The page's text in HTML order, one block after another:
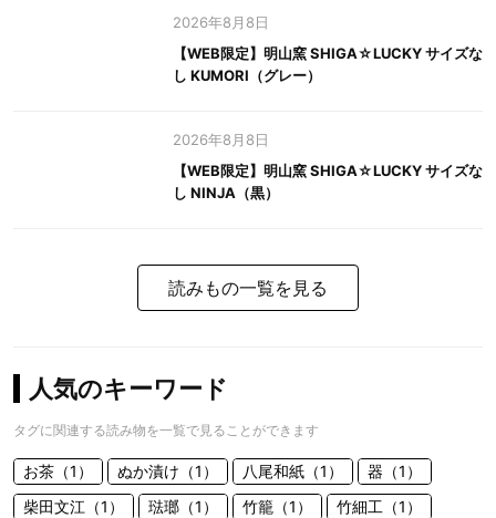
2026年8月8日
【WEB限定】明山窯 SHIGA☆LUCKY サイズな
し KUMORI（グレー）
2026年8月8日
【WEB限定】明山窯 SHIGA☆LUCKY サイズな
し NINJA（黒）
読みもの一覧を見る
人気のキーワード
タグに関連する読み物を一覧で見ることができます
お茶（1） ぬか漬け（1） 八尾和紙（1）
器（1）
柴田文江（1）
琺瑯（1） 竹籠（1） 竹細工（1）